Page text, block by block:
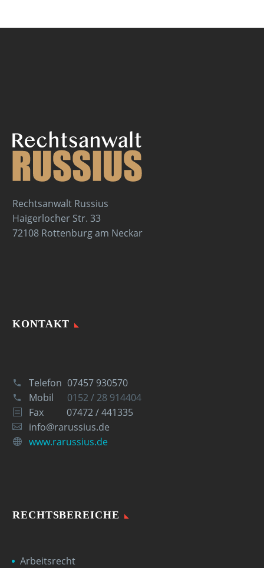
Rechtsanwalt Russius
Haigerlocher Str. 33
72108 Rottenburg am Neckar
KONTAKT
Telefon 07457 930570
Mobil
0152 / 28 914404
Fax
07472 / 441335
info@rarussius.de
www.rarussius.de
RECHTSBEREICHE
Arbeitsrecht